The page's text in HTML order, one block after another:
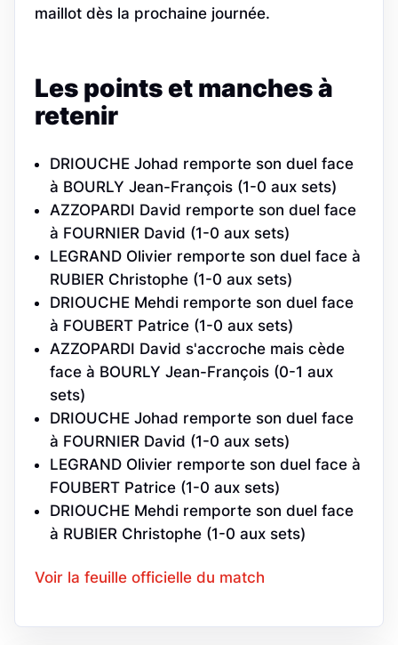
maillot dès la prochaine journée.
Les points et manches à
retenir
DRIOUCHE Johad remporte son duel face
à BOURLY Jean-François (1-0 aux sets)
AZZOPARDI David remporte son duel face
à FOURNIER David (1-0 aux sets)
LEGRAND Olivier remporte son duel face à
RUBIER Christophe (1-0 aux sets)
DRIOUCHE Mehdi remporte son duel face
à FOUBERT Patrice (1-0 aux sets)
AZZOPARDI David s'accroche mais cède
face à BOURLY Jean-François (0-1 aux
sets)
DRIOUCHE Johad remporte son duel face
à FOURNIER David (1-0 aux sets)
LEGRAND Olivier remporte son duel face à
FOUBERT Patrice (1-0 aux sets)
DRIOUCHE Mehdi remporte son duel face
à RUBIER Christophe (1-0 aux sets)
Voir la feuille officielle du match